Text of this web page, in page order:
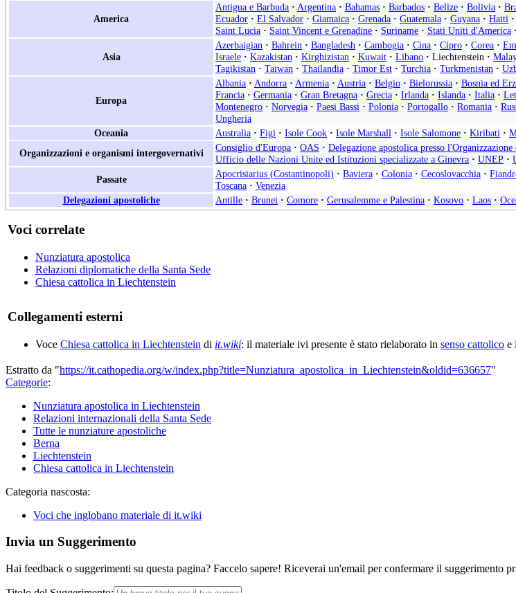
America
Antigua e Barbuda · Argentina · Bahamas · Barbados · Belize · Bolivia ·
Ecuador · El Salvador · Giamaica · Grenada · Guatemala · Guyana · Haiti ·
Saint Lucia · Saint Vincent e Grenadine · Suriname · Stati Uniti d'America ·
Asia
Azerbaigian · Bahrein · Bangladesh · Cambogia · Cina · Cipro · Corea ·
Israele · Kazakistan · Kirghizistan · Kuwait · Libano · Liechtenstein ·
Tagikistan · Taiwan · Thailandia · Timor Est · Turchia · Turkmenistan ·
Europa
Albania · Andorra · Armenia · Austria · Belgio · Bielorussia · Bosnia ed
Francia · Germania · Gran Bretagna · Grecia · Irlanda · Islanda · Italia ·
Montenegro · Norvegia · Paesi Bassi · Polonia · Portogallo · Romania ·
Ungheria
Oceania
Australia · Figi · Isole Cook · Isole Marshall · Isole Salomone · Kiribati ·
Organizzazioni e organismi intergovernativi
Consiglio d'Europa · OAS · Delegazione apostolica presso
Ufficio delle Nazioni Unite ed Istituzioni specializzate a Ginevra · UNEP ·
Passate
Apocrisiarius (Costantinopoli) · Baviera · Colonia · Cecoslovacchia ·
Toscana · Venezia
Delegazioni apostoliche
Antille · Brunei · Comore · Gerusalemme e Palestina · Kosovo · Laos ·
Voci correlate
Nunziatura apostolica
Relazioni diplomatiche della Santa Sede
Chiesa cattolica in Liechtenstein
Collegamenti esterni
Voce Chiesa cattolica in Liechtenstein di it.wiki: il materiale ivi presente è stato rielaborato in senso cattolico e
Estratto da "https://it.cathopedia.org/w/index.php?title=Nunziatura_apostolica_in_Liechtenstein&oldid=636657"
Categorie:
Nunziatura apostolica in Liechtenstein
Relazioni internazionali della Santa Sede
Tutte le nunziature apostoliche
Berna
Liechtenstein
Chiesa cattolica in Liechtenstein
Categoria nascosta:
Voci che inglobano materiale di it.wiki
Invia un Suggerimento
Hai feedback o suggerimenti su questa pagina? Faccelo sapere! Riceverai un'email per confermare il suggerimento